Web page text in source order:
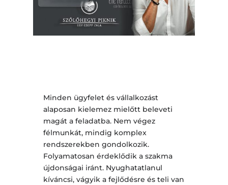
Minden ügyfelet és vállalkozást
alaposan kielemez mielőtt beleveti
magát a feladatba. Nem végez
félmunkát, mindig komplex
rendszerekben gondolkozik.
Folyamatosan érdeklődik a szakma
újdonságai iránt. Nyughatatlanul
kíváncsi, vágyik a fejlődésre és teli van